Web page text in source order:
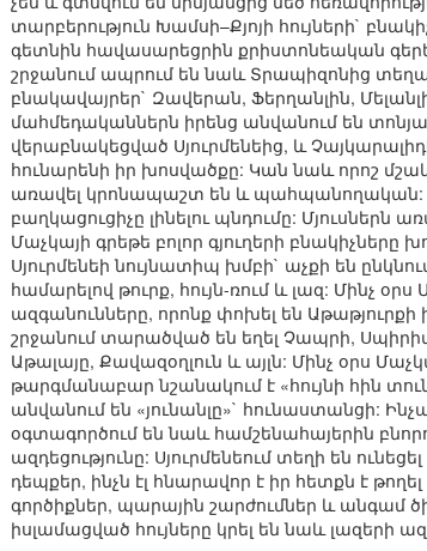
տարբերություն Խամսի–Քյոյի հույների`
գետնին հավասարեցրին քրիստոնեական
շրջանում ապրում են նաև Տրապիզոնից
բնակավայրեր` Զավերան, Ֆերղանլին,
մահմեդականներն իրենց անվանում են
վերաբնակեցված Սյուրմենեից, և
հունարենի իր խոսվածքը: Կան նաև որոշ
առավել կրոնապաշտ են և պահպանողական:
բաղկացուցիչը լինելու պնդումը:
Մաչկայի գրեթե բոլոր գյուղերի բնակիչները
Սյուրմենեի նույնատիպ խմբի` աչքի են
համարելով թուրք, հույն-ռում և լազ: Մինչ
ազգանունները, որոնք փոխել են
շրջանում տարածված են եղել Չապրի,
Աթալայը, Քավազօղլուն և այլն: Մինչ օրս
թարգմանաբար նշանակում է «հույնի հին
անվանում են «յունանլը»` հունաստանցի:
օգտագործում են նաև համշենահայերին
ազդեցությունը: Սյուրմենեում տեղի են
դեպքեր, ինչն էլ հնարավոր է իր հետքն է
գործիքներ, պարային շարժումներ և անգամ
իսլամացված հույները կրել են նաև լազերի